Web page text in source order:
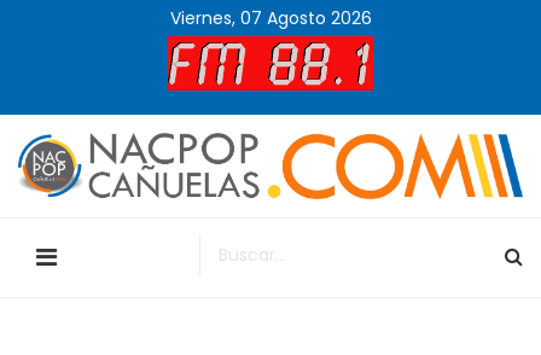
Viernes, 07 Agosto 2026